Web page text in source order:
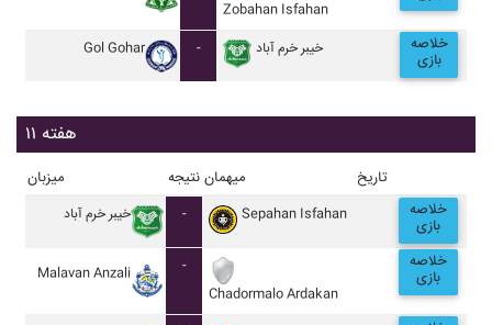
Zobahan Isfahan
Gol Gohar - خيبر خرم آباد خلاصه
بازی
هفته ۱۱
میزبان نتیجه میهمان تاریخ
خيبر خرم آباد - Sepahan Isfahan خلاصه
بازی
Malavan Anzali
-
Chadormalo Ardakan
خلاصه
بازی